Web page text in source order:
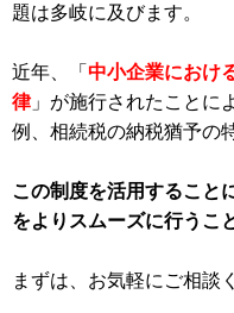
題は多岐に及びます。
近年、「 中小企業におけ
律」が施行されたことに
例、相続税の納税猶予の
この制度を活用すること
をよりスムーズに行うこ
まずは、お気軽にご相談